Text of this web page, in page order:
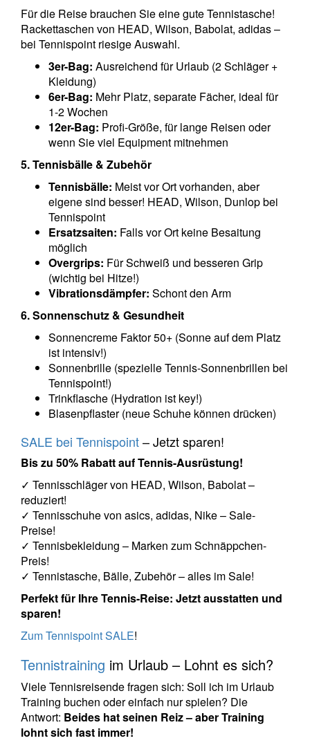
Für die Reise brauchen Sie eine gute Tennistasche!
Rackettaschen von HEAD, Wilson, Babolat, adidas –
bei Tennispoint riesige Auswahl.
3er-Bag: Ausreichend für Urlaub (2 Schläger +
Kleidung)
6er-Bag: Mehr Platz, separate Fächer, ideal für
1-2 Wochen
12er-Bag: Profi-Größe, für lange Reisen oder
wenn Sie viel Equipment mitnehmen
5. Tennisbälle & Zubehör
Tennisbälle: Meist vor Ort vorhanden, aber
eigene sind besser! HEAD, Wilson, Dunlop bei
Tennispoint
Ersatzsaiten: Falls vor Ort keine Besaitung
möglich
Overgrips: Für Schweiß und besseren Grip
(wichtig bei Hitze!)
Vibrationsdämpfer: Schont den Arm
6. Sonnenschutz & Gesundheit
Sonnencreme Faktor 50+ (Sonne auf dem Platz
ist intensiv!)
Sonnenbrille (spezielle Tennis-Sonnenbrillen bei
Tennispoint!)
Trinkflasche (Hydration ist key!)
Blasenpflaster (neue Schuhe können drücken)
SALE bei Tennispoint– Jetzt sparen!
Bis zu 50% Rabatt auf Tennis-Ausrüstung!
✓ Tennisschläger von HEAD, Wilson, Babolat –
reduziert!
✓ Tennisschuhe von asics, adidas, Nike – Sale-
Preise!
✓ Tennisbekleidung – Marken zum Schnäppchen-
Preis!
✓ Tennistasche, Bälle, Zubehör – alles im Sale!
Perfekt für Ihre Tennis-Reise: Jetzt ausstatten und
sparen!
Zum Tennispoint SALE!
Tennistraining im Urlaub – Lohnt es sich?
Viele Tennisreisende fragen sich: Soll ich im Urlaub
Training buchen oder einfach nur spielen? Die
Antwort: Beides hat seinen Reiz – aber Training
lohnt sich fast immer!